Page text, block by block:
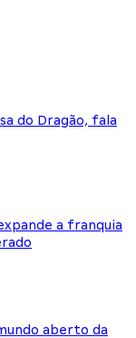
do Dragão, fala
a franquia
aberto da